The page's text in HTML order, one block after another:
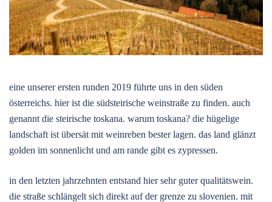
eine unserer ersten runden 2019 führte uns in den süden
österreichs. hier ist die südsteirische weinstraße zu finden. auch
genannt die steirische toskana. warum toskana? die hügelige
landschaft ist übersät mit weinreben bester lagen. das land glänzt
golden im sonnenlicht und am rande gibt es zypressen.
in den letzten jahrzehnten entstand hier sehr guter qualitätswein.
die straße schlängelt sich direkt auf der grenze zu slovenien. mit